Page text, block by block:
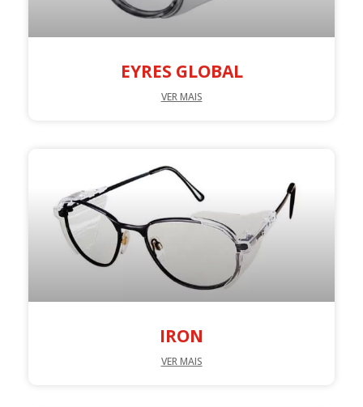
EYRES GLOBAL
VER MAIS
IRON
VER MAIS